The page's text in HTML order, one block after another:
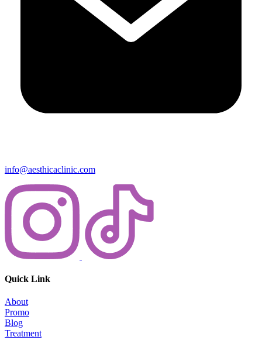
info@aesthicaclinic.com
Quick Link
About
Promo
Blog
Treatment